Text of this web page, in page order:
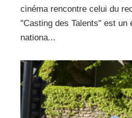
cinéma rencontre celui du
"Casting des Talents" est un
nationa...